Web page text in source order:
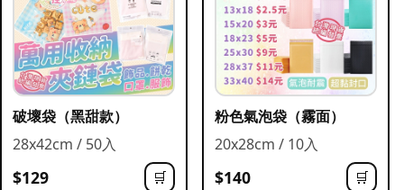
破壞袋（黑甜款）
28x42cm / 50入
$129 🛒
粉色氣泡袋（霧面）
20x28cm / 10入
$140 🛒